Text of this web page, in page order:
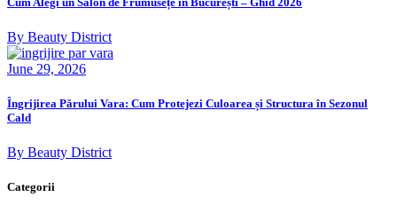
By Beauty District
June 29, 2026
Îngrijirea Părului Vara: Cum Protejezi Culoarea și Structura în Sezonul
Cald
By Beauty District
Categorii